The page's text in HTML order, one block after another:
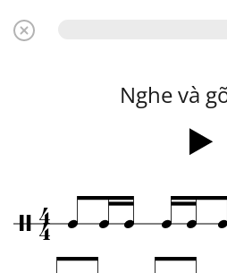
Nghe và
/4
4 q qq qq